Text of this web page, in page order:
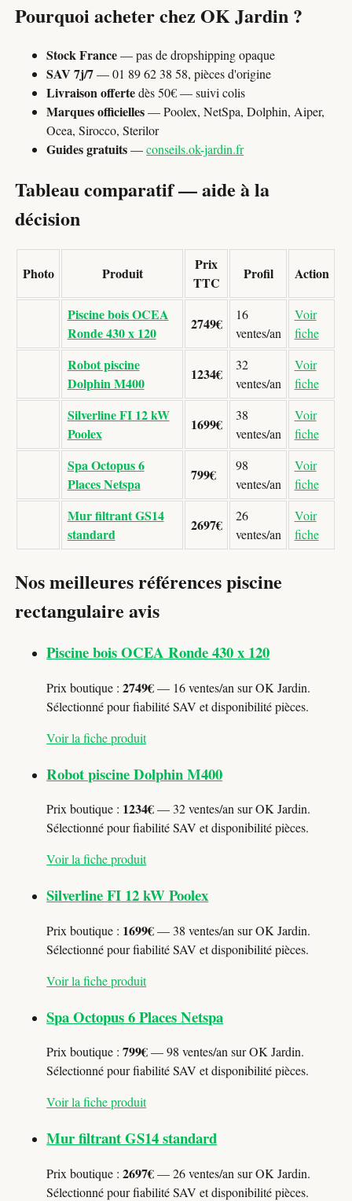
Pourquoi acheter chez OK Jardin ?
Stock France— pas de dropshipping opaque
SAV 7j/7— 01 89 62 38 58, pièces d'origine
Livraison offertedès 50€ — suivi colis
Marques officielles— Poolex, NetSpa, Dolphin, Aiper,
Ocea, Sirocco, Sterilor
Guides gratuits—conseils.ok-jardin.fr
Tableau comparatif — aide à la
décision
Photo Produit
Prix
TTC
Profil Action
Piscine bois OCEA
Ronde 430 x 120
2749€
16
ventes/an
Voir
fiche
Robot piscine
Dolphin M400
1234€
32
ventes/an
Voir
fiche
Silverline FI 12 kW
Poolex
1699€
38
ventes/an
Voir
fiche
Spa Octopus 6
Places Netspa
799€
98
ventes/an
Voir
fiche
Mur filtrant GS14
standard
2697€
26
ventes/an
Voir
fiche
Nos meilleures références piscine
rectangulaire avis
Piscine bois OCEA Ronde 430 x 120
Prix boutique :2749€— 16 ventes/an sur OK Jardin.
Sélectionné pour fiabilité SAV et disponibilité pièces.
Voir la fiche produit
Robot piscine Dolphin M400
Prix boutique : 1234€— 32 ventes/an sur OK Jardin.
Sélectionné pour fiabilité SAV et disponibilité pièces.
Voir la fiche produit
Silverline FI 12 kW Poolex
Prix boutique : 1699€— 38 ventes/an sur OK Jardin.
Sélectionné pour fiabilité SAV et disponibilité pièces.
Voir la fiche produit
Spa Octopus 6 Places Netspa
Prix boutique :799€— 98 ventes/an sur OK Jardin.
Sélectionné pour fiabilité SAV et disponibilité pièces.
Voir la fiche produit
Mur filtrant GS14 standard
Prix boutique :2697€— 26 ventes/an sur OK Jardin.
Sélectionné pour fiabilité SAV et disponibilité pièces.